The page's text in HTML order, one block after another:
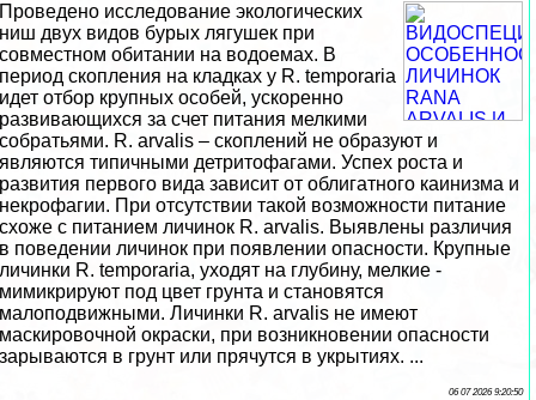
Проведено исследование экологических
ниш двух видов бурых лягушек при
совместном обитании на водоемах. В
период скопления на кладках у R. temporaria
идет отбор крупных особей, ускоренно
развивающихся за счет питания мелкими
собратьями. R. arvalis – скоплений не образуют и
являются типичными детритофагами. Успех роста и
развития первого вида зависит от облигатного каинизма и
нeкpoфагии. При отсутствии такой возможности питание
схоже с питанием личинок R. arvalis. Выявлены различия
в поведении личинок при появлении опасности. Крупные
личинки R. temporaria, уходят на глубину, мелкие -
мимикрируют под цвет грунта и становятся
малоподвижными. Личинки R. arvalis не имеют
маскировочной окраски, при возникновении опасности
зарываются в грунт или прячутся в укрытиях. ...
06 07 2026 9:20:50